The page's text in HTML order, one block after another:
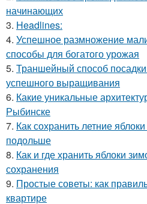
начинающих
3. Headlines:
4. Успешное размножение
способы для богатого урожая
5. Траншейный способ
успешного выращивания
6. Какие уникальные
Рыбинске
7. Как сохранить летние
подольше
8. Как и где хранить яблоки
сохранения
9. Простые советы: как
квартире